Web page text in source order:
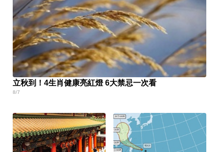
立秋到！4生肖健康亮紅燈 6大禁忌一次看
8/7